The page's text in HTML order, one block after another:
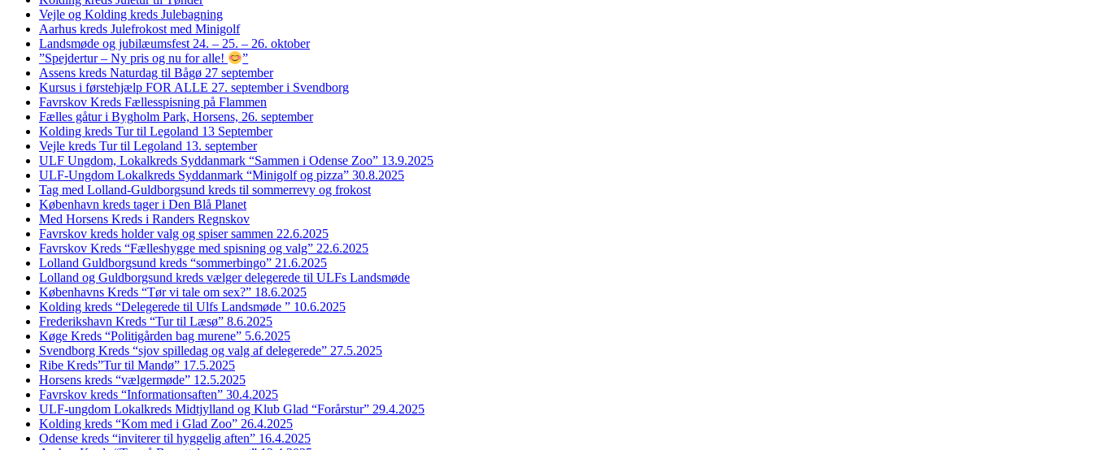
Vejle og Kolding kreds Julebagning
Aarhus kreds Julefrokost med Minigolf
Landsmøde og jubilæumsfest 24. – 25. – 26. oktober
”Spejdertur – Ny pris og nu for alle!
”
Assens kreds Naturdag til Bågø 27 september
Kursus i førstehjælp FOR ALLE 27. september i Svendborg
Favrskov Kreds Fællesspisning på Flammen
Fælles gåtur i Bygholm Park, Horsens, 26. september
Kolding kreds Tur til Legoland 13 September
Vejle kreds Tur til Legoland 13. september
ULF Ungdom, Lokalkreds Syddanmark “Sammen i Odense Zoo” 13.9.2025
ULF-Ungdom Lokalkreds Syddanmark “Minigolf og pizza” 30.8.2025
Tag med Lolland-Guldborgsund kreds til sommerrevy og frokost
København kreds tager i Den Blå Planet
Med Horsens Kreds i Randers Regnskov
Favrskov kreds holder valg og spiser sammen 22.6.2025
Favrskov Kreds “Fælleshygge med spisning og valg” 22.6.2025
Lolland Guldborgsund kreds “sommerbingo” 21.6.2025
Lolland og Guldborgsund kreds vælger delegerede til ULFs Landsmøde
Københavns Kreds “Tør vi tale om sex?” 18.6.2025
Kolding kreds “Delegerede til Ulfs Landsmøde ” 10.6.2025
Frederikshavn Kreds “Tur til Læsø” 8.6.2025
Køge Kreds “Politigården bag murene” 5.6.2025
Svendborg Kreds “sjov spilledag og valg af delegerede” 27.5.2025
Ribe Kreds”Tur til Mandø” 17.5.2025
Horsens kreds “vælgermøde” 12.5.2025
Favrskov kreds “Informationsaften” 30.4.2025
ULF-ungdom Lokalkreds Midtjylland og Klub Glad “Forårstur” 29.4.2025
Kolding kreds “Kom med i Glad Zoo” 26.4.2025
Odense kreds “inviterer til hyggelig aften” 16.4.2025